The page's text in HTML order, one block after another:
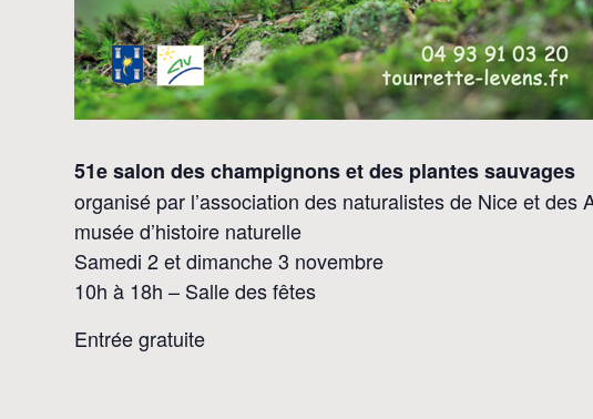
51e salon des champignons et des plantes sauvages
organisé par l’association des naturalistes de Nice et
musée d’histoire naturelle
Samedi 2 et dimanche 3 novembre
10h à 18h – Salle des fêtes
Entrée gratuite